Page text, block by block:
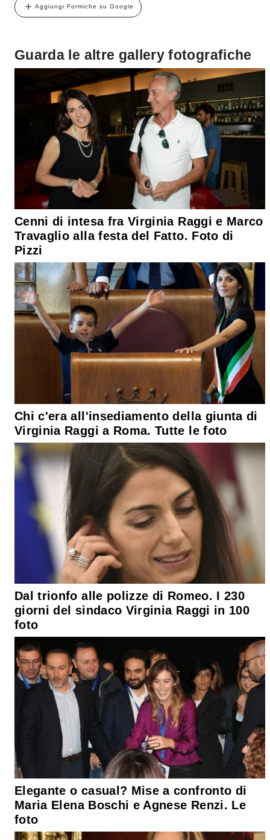
Aggiungi Formiche su Google
Guarda le altre gallery fotografiche
Cenni di intesa fra Virginia Raggi e Marco
Travaglio alla festa del Fatto. Foto di
Pizzi
Chi c'era all'insediamento della giunta di
Virginia Raggi a Roma. Tutte le foto
Dal trionfo alle polizze di Romeo. I 230
giorni del sindaco Virginia Raggi in 100
foto
Elegante o casual? Mise a confronto di
Maria Elena Boschi e Agnese Renzi. Le
foto